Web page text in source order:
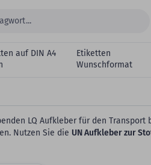
auf DIN A4
Etiketten
Wunschformat
LQ Aufkleber für den
Nutzen Sie die UN Aufkleber zur